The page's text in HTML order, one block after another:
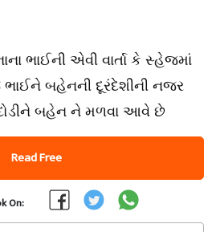
ભાઈની એવી વાર્તા કે સ્હેજમાં
બહેનની દૂરંદેશીની નજર
બહેન ને મળવા આવે છે
Read Free
On: